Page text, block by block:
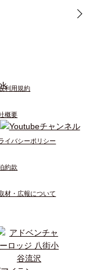
利用規約
概要
イバシーポリシー
約款
材・広報について